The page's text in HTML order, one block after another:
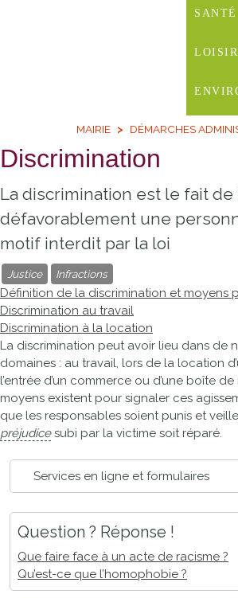
MAIRIE DÉMARCHES
Discrimination
La discrimination est le fait
défavorablement une
motif interdit par la loi
Justice Infractions
Définition de la discrimination et moyens
Discrimination au travail
Discrimination à la location
La discrimination peut avoir lieu dans de
domaines : au travail, lors de la location
l’entrée d’un commerce ou d’une boîte
moyens existent pour signaler ces
que les responsables soient punis et
préjudicesubi par la victime soit réparé.
Services en ligne et formulaires
Question ? Réponse !
Que faire face à un acte de racisme ?
Qu’est-ce que l’homophobie ?